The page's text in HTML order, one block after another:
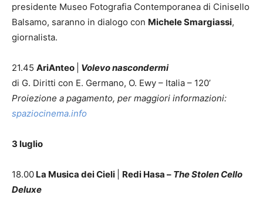
presidente Museo Fotografia Contemporanea di Cinisello
Balsamo, saranno in dialogo con Michele Smargiassi,
giornalista.
21.45 AriAnteo
Volevo nascondermi
di G. Diritti con E. Germano, O. Ewy – Italia – 120’
Proiezione a pagamento, per maggiori informazioni:
spaziocinema.info
3 luglio
18.00 La Musica dei Cieli Redi Hasa – The Stolen Cello
Deluxe